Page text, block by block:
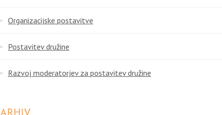
Organizacijske postavitve
Postavitev družine
Razvoj moderatorjev za postavitev družine